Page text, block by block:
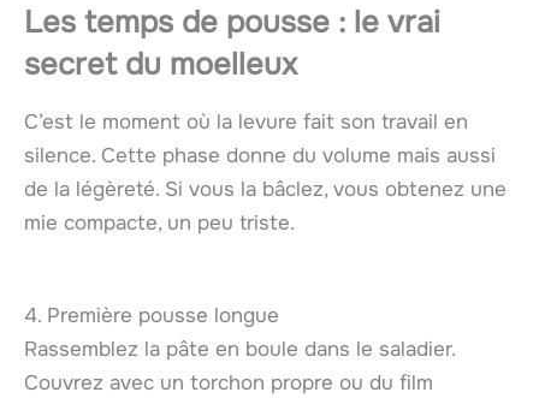
Les temps de pousse : le vrai
secret du moelleux
C’est le moment où la levure fait son travail en
silence. Cette phase donne du volume mais aussi
de la légèreté. Si vous la bâclez, vous obtenez une
mie compacte, un peu triste.
4. Première pousse longue
Rassemblez la pâte en boule dans le saladier.
Couvrez avec un torchon propre ou du film